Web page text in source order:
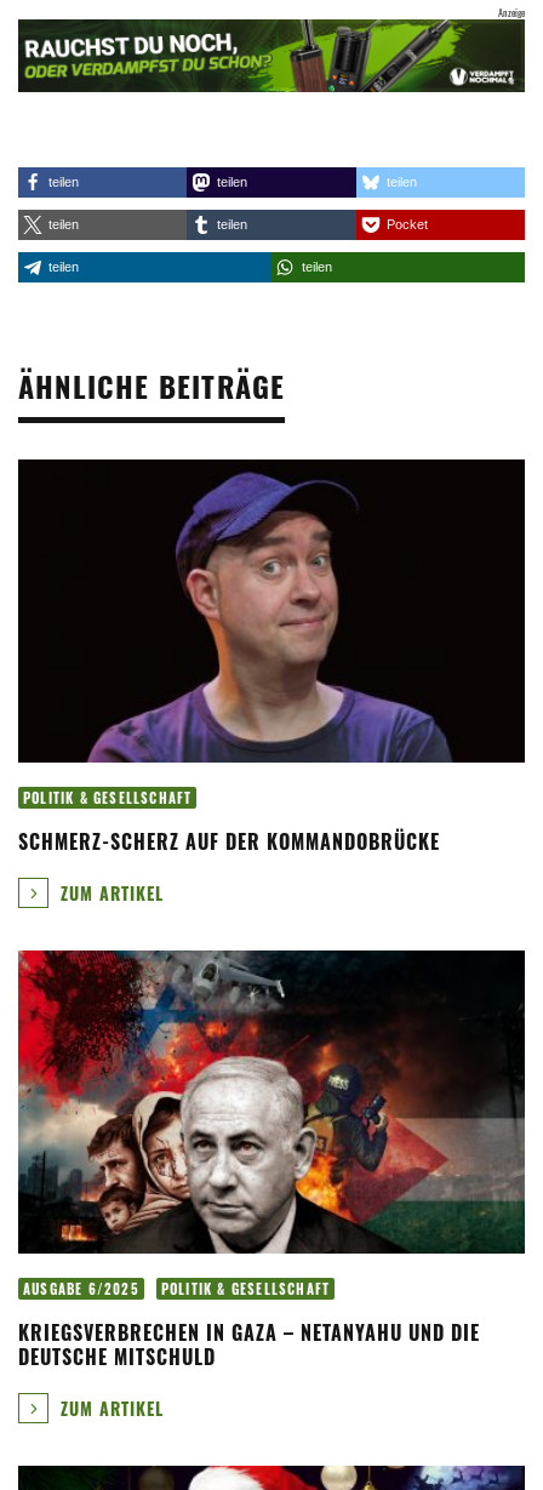
teilen teilen teilen
teilen teilen Pocket
teilen teilen
ÄHNLICHE BEITRÄGE
POLITIK & GESELLSCHAFT
SCHMERZ-SCHERZ AUF DER KOMMANDOBRÜCKE
ZUM ARTIKEL
AUSGABE 6/2025 POLITIK & GESELLSCHAFT
KRIEGSVERBRECHEN IN GAZA – NETANYAHU UND DIE
DEUTSCHE MITSCHULD
ZUM ARTIKEL